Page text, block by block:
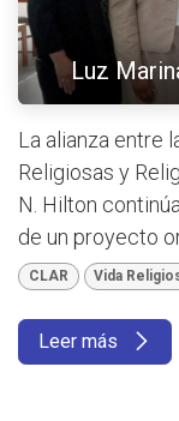
Luz
La alianza entre
Religiosas y
N. Hilton
de un proyecto
CLAR Vida
Leer más